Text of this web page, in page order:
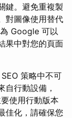
鍵。避免重複製
對圖像使用替代
Google 可以
果中對您的頁面
策略中不可
自行動設備，
使用行動版本
佳化，請確保您